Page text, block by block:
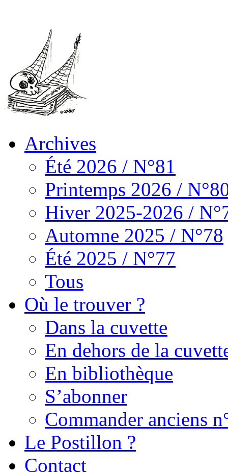
Archives
Été 2026 / N°81
Printemps 2026 /
Hiver 2025-2026 /
Automne 2025 / N°78
Été 2025 / N°77
Tous
Où le trouver ?
Dans la cuvette
En dehors de la
En bibliothèque
S’abonner
Commander anciens
Le Postillon ?
Contact